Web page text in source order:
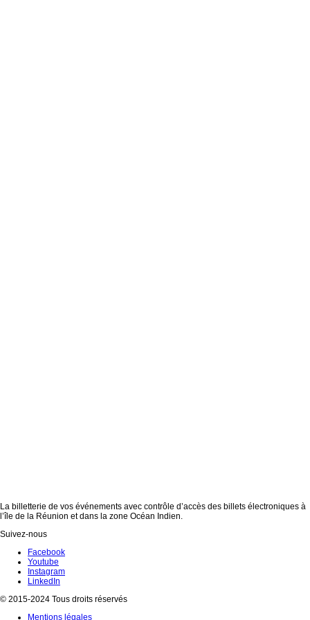
La billetterie de vos événements avec contrôle d’accès des billets électroniques à
l’île de la Réunion et dans la zone Océan Indien.
Suivez-nous
Facebook
Youtube
Instagram
LinkedIn
© 2015-2024 Tous droits réservés
Mentions légales